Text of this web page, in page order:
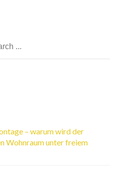
– warum wird der
Wohnraum unter freiem